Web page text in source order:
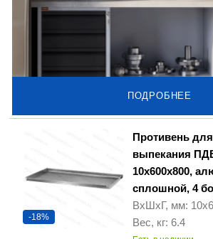
ПОДРОБНЕЕ
-18%
Противень для
выпекания
10х600х800,
сплошной, 4
ВхШхГ, мм:
Вес, кг: 6.4